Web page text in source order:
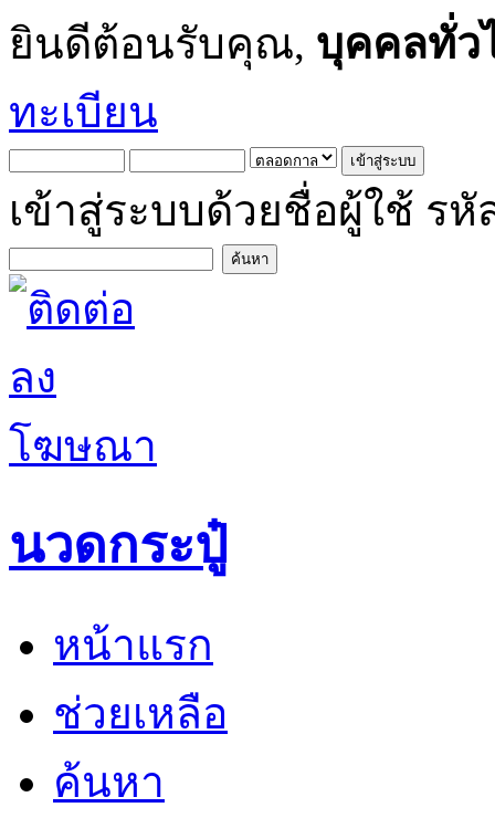
ยินดีต้อนรับคุณ, บุคคลทั่ว
ทะเบียน
เข้าสู่ระบบด้วยชื่อผู้ใช้ รหั
นวดกระปู๋
หน้าแรก
ช่วยเหลือ
ค้นหา